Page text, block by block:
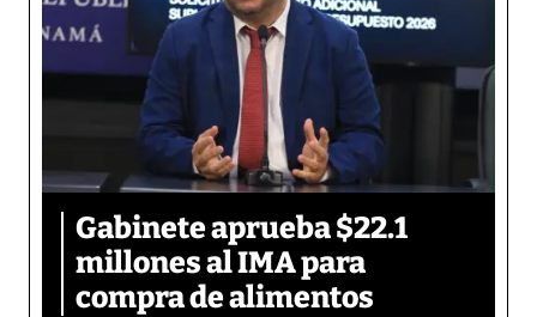
Gabinete aprueba $22.1
millones al IMA para
compra de alimentos